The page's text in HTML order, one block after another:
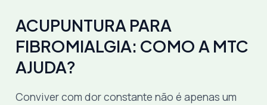
ACUPUNTURA PARA
FIBROMIALGIA: COMO A MTC
AJUDA?
Conviver com dor constante não é apenas um